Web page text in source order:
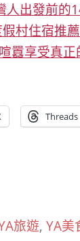
出發前的
村住宿推
囂享受真正
Threads
旅遊, YA美